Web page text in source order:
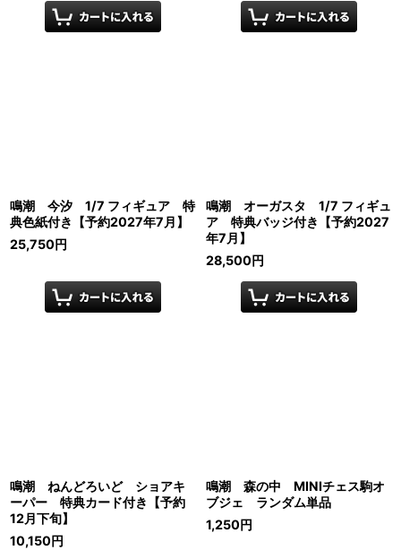
鳴潮 今汐 1/7 フィギュア 特
典色紙付き【予約2027年7月】
25,750円
鳴潮 オーガスタ 1/7 フィギュ
ア 特典バッジ付き【予約2027
年7月】
28,500円
鳴潮 ねんどろいど ショアキ
ーパー 特典カード付き【予約
12月下旬】
10,150円
鳴潮 森の中 MINIチェス駒オ
ブジェ ランダム単品
1,250円